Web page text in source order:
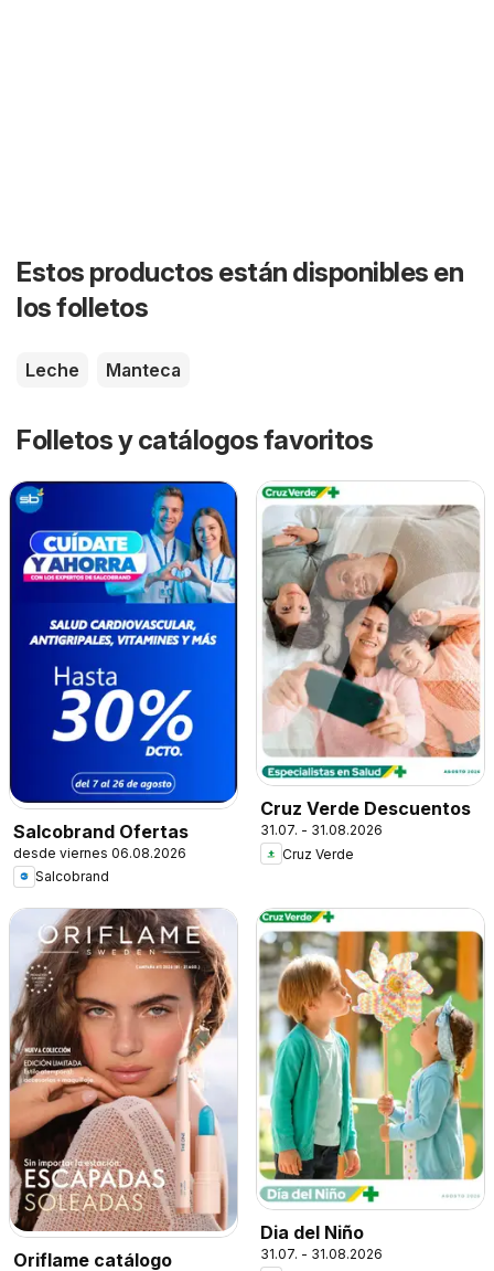
Estos productos están disponibles en
los folletos
Leche Manteca
Folletos y catálogos favoritos
Salcobrand Ofertas
desde viernes 06.08.2026
Salcobrand
Cruz Verde Descuentos
31.07. - 31.08.2026
Cruz Verde
Oriflame catálogo
Dia del Niño
31.07. - 31.08.2026